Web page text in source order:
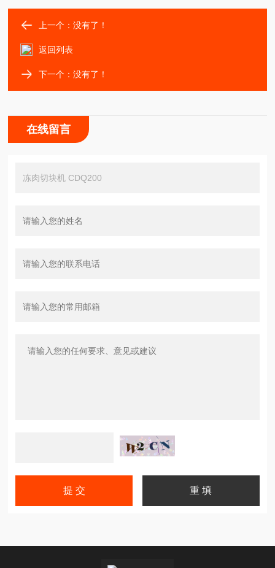
上一个：没有了！
返回列表
下一个：没有了！
在线留言